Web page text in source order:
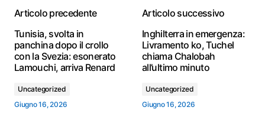
Articolo precedente
Tunisia, svolta in
panchina dopo il crollo
con la Svezia: esonerato
Lamouchi, arriva Renard
Uncategorized
Giugno 16, 2026
Articolo successivo
Inghilterra in emergenza:
Livramento ko, Tuchel
chiama Chalobah
all’ultimo minuto
Uncategorized
Giugno 16, 2026